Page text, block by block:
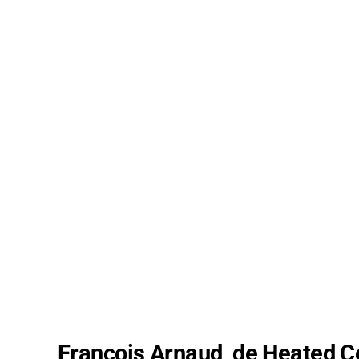
François Arnaud, de Heated